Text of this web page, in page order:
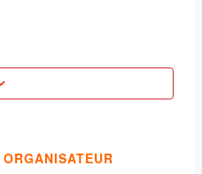
ORGANISATEUR